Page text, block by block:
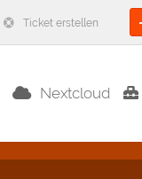
Ticket erstellen
Nextcloud